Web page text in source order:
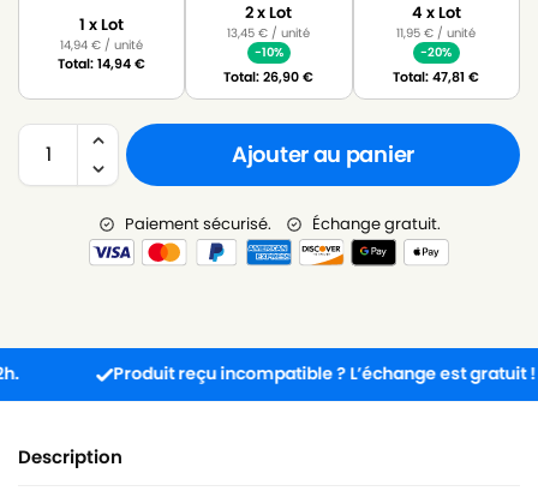
1 x Lot
14,94€ / unité
Total:14,94€
2 x Lot
13,45€ / unité
-10%
Total:26,90€
4 x Lot
11,95€ / unité
-20%
Total:47,81€
Ajouter au panier
Paiement sécurisé. Échange gratuit.
Produit reçu incompatible ? L’échange est gratuit !
Description